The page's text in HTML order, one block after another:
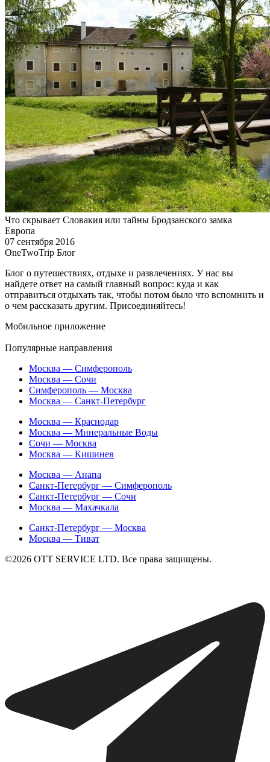
Что скрывает Словакия или тайны Бродзанского замка
Европа
07 сентября 2016
OneTwoTrip Блог
Блог о путешествиях, отдыхе и развлечениях. У нас вы
найдете ответ на самый главный вопрос: куда и как
отправиться отдыхать так, чтобы потом было что вспомнить и
о чем рассказать другим. Присоединяйтесь!
Мобильное приложение
Популярные направления
Москва — Симферополь
Москва — Сочи
Симферополь — Москва
Москва — Санкт-Петербург
Москва — Краснодар
Москва — Минеральные Воды
Сочи — Москва
Москва — Кишинев
Москва — Анапа
Санкт-Петербург — Симферополь
Санкт-Петербург — Сочи
Москва — Махачкала
Санкт-Петербург — Москва
Москва — Тиват
©2026 ОТТ SERVICE LTD. Все права защищены.